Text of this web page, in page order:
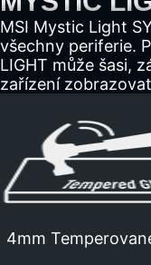
MSI Mystic Light
všechny periferie.
LIGHT může šasi,
zařízení
4mm